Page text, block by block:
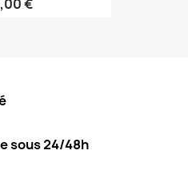
€
sous 24/48h